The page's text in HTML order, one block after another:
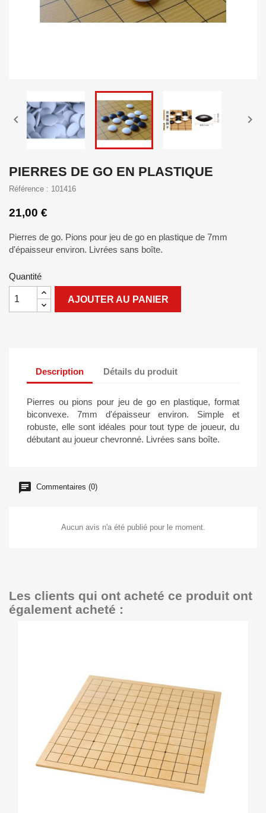
 
PIERRES DE GO EN PLASTIQUE
Référence : 101416
21,00 €
Pierres de go. Pions pour jeu de go en plastique de 7mm
d'épaisseur environ. Livrées sans boîte.
Quantité
AJOUTER AU PANIER
Description Détails du produit
Pierres ou pions pour jeu de go en plastique, format
biconvexe. 7mm d'épaisseur environ. Simple et
robuste, elle sont idéales pour tout type de joueur, du
débutant au joueur chevronné. Livrées sans boîte.
Commentaires (0)
Aucun avis n'a été publié pour le moment.
Les clients qui ont acheté ce produit ont
également acheté :